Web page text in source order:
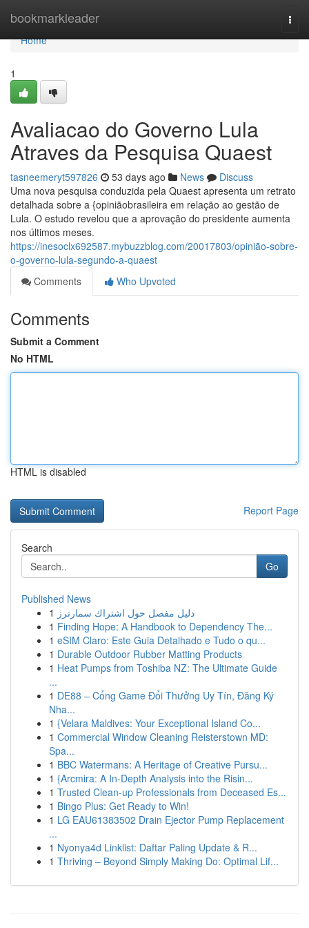
bookmarkleader
Home
Home
1
Avaliacao do Governo Lula
Atraves da Pesquisa Quaest
tasneemeryt597826 53 days ago News
Discuss
Uma nova pesquisa conduzida pela Quaest apresenta um retrato
detalhada sobre a {opiniãobrasileira em relação ao gestão de
Lula. O estudo revelou que a aprovação do presidente aumenta
nos últimos meses.
https://inesoclx692587.mybuzzblog.com/20017803/opinião-sobre-
o-governo-lula-segundo-a-quaest
Comments
Who Upvoted
Comments
Submit a Comment
No HTML
HTML is disabled
Report Page
Search
Go
Published News
1 دليل مفصل حول اشتراك سمارترز
1 Finding Hope: A Handbook to Dependency The...
1 eSIM Claro: Este Guia Detalhado e Tudo o qu...
1 Durable Outdoor Rubber Matting Products
1 Heat Pumps from Toshiba NZ: The Ultimate Guide
...
1 DE88 – Cổng Game Đổi Thưởng Uy Tín, Đăng Ký
Nha...
1 {Velara Maldives: Your Exceptional Island Co...
1 Commercial Window Cleaning Reisterstown MD:
Spa...
1 BBC Watermans: A Heritage of Creative Pursu...
1 {Arcmira: A In-Depth Analysis into the Risin...
1 Trusted Clean-up Professionals from Deceased Es...
1 Bingo Plus: Get Ready to Win!
1 LG EAU61383502 Drain Ejector Pump Replacement
...
1 Nyonya4d Linklist: Daftar Paling Update & R...
1 Thriving – Beyond Simply Making Do: Optimal Lif...